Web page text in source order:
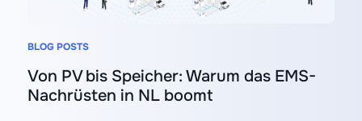
BLOG POSTS
Von PV bis Speicher: Warum das EMS-
Nachrüsten in NL boomt